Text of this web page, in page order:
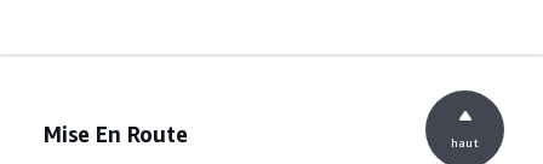
Mise En Route haut